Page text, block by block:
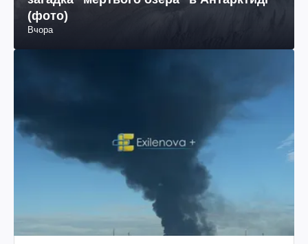
(фото)
Вчора